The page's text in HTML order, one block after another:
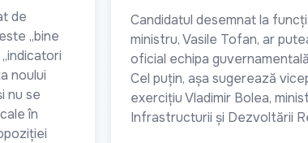
de
„bine
noului
nu se
în
Candidatul desemnat la
ministru, Vasile Tofan, ar
oficial echipa
Cel puțin, așa sugerează
exercițiu Vladimir Bolea,
Infrastructurii și Dezvoltării